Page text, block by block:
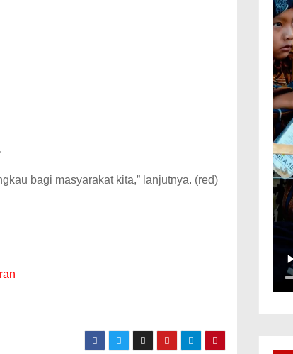
bagi masyarakat kita,” lanjutnya. (red)